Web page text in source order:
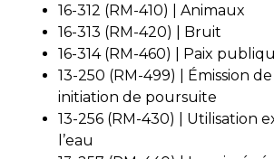
16-312 (RM-410) | Animaux
16-313 (RM-420) | Bruit
16-314 (RM-460) | Paix
13-250 (RM-499) | Émission
initiation de poursuite
13-256 (RM-430) | Utilisation
l’eau